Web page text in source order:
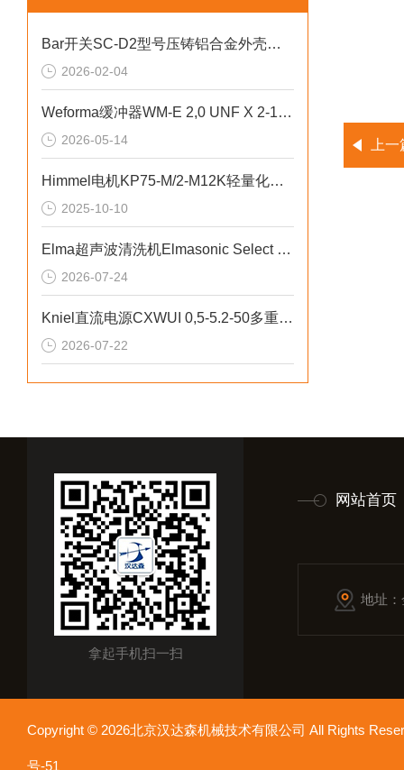
Bar开关SC-D2型号压铸铝合金外壳设计
2026-02-04
Weforma缓冲器WM-E 2,0 UNF X 2-1用于工业机器人系统
2026-05-14
Himmel电机KP75-M/2-M12K轻量化设计
2025-10-10
Elma超声波清洗机Elmasonic Select 500超声发生系统核心技术
2026-07-24
Kniel直流电源CXWUI 0,5-5.2-50多重保护机制详解
2026-07-22
上
拿起手机扫一扫
网站首页
地址
Copyright © 2026北京汉达森机械技术有限公司 All Rights
号-51